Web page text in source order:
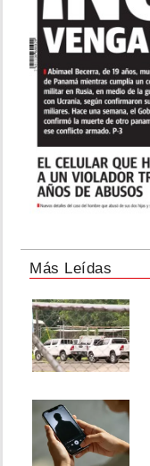
Más Leídas